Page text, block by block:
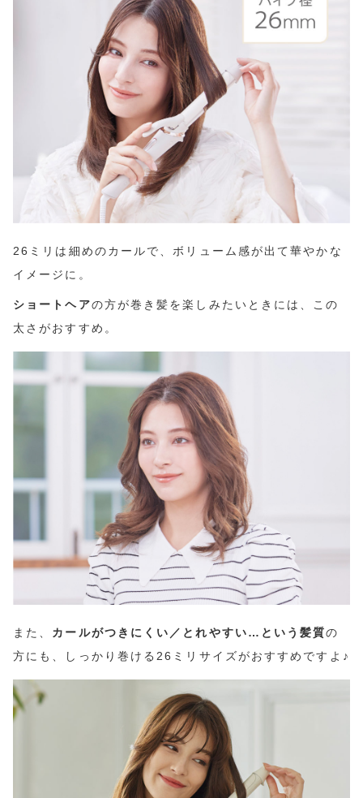
26ミリは細めのカールで、ボリューム感が出て華やかな
イメージに。
ショートヘアの方が巻き髪を楽しみたいときには、この
太さがおすすめ。
また、 カールがつきにくい／とれやすい…という髪質の
方にも、しっかり巻ける26ミリサイズがおすすめですよ♪